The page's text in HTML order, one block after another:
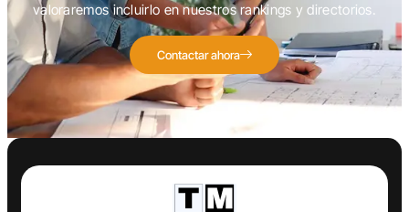
valoraremos incluirlo en nuestros rankings y directorios.
Contactar ahora